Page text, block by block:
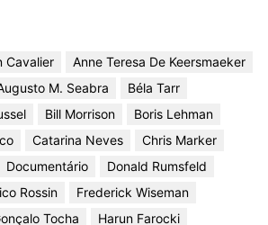
Cavalier
Anne Teresa De Keersmaeker
M. Seabra
Béla Tarr
Bill Morrison
Boris Lehman
Catarina Neves
Chris Marker
Documentário
Donald Rumsfeld
Rossin
Frederick Wiseman
Tocha
Harun Farocki